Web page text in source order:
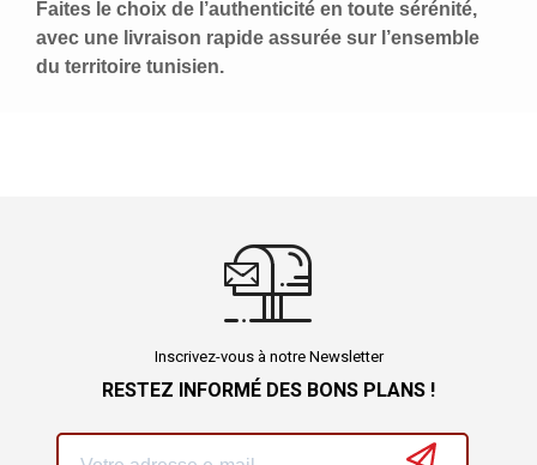
Faites le choix de l’authenticité en toute sérénité,
avec une livraison rapide assurée sur l’ensemble
du territoire tunisien.
Inscrivez-vous à notre Newsletter
RESTEZ INFORMÉ DES BONS PLANS !